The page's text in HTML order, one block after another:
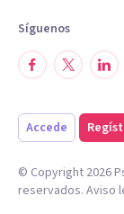
Síguenos
Accede
© Copyright 2026
reservados. Aviso